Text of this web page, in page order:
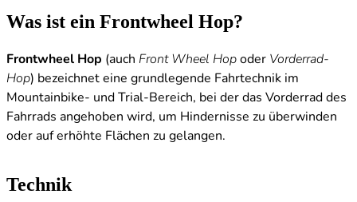
Was ist ein Frontwheel Hop?
Frontwheel Hop (auch Front Wheel Hop oder Vorderrad-
Hop) bezeichnet eine grundlegende Fahrtechnik im
Mountainbike- und Trial-Bereich, bei der das Vorderrad des
Fahrrads angehoben wird, um Hindernisse zu überwinden
oder auf erhöhte Flächen zu gelangen.
Technik